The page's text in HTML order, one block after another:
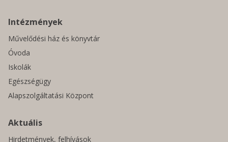
Intézmények
Művelődési ház és könyvtár
Óvoda
Iskolák
Egészségügy
Alapszolgáltatási Központ
Aktuális
Hirdetmények, felhívások